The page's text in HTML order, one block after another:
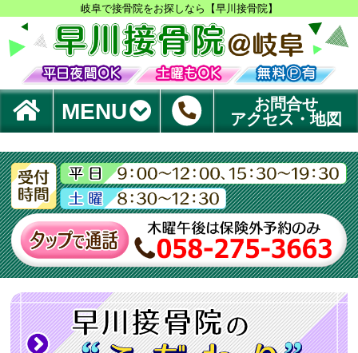
岐阜で接骨院をお探しなら【早川接骨院】
MENU
お問合せ
アクセス・地図